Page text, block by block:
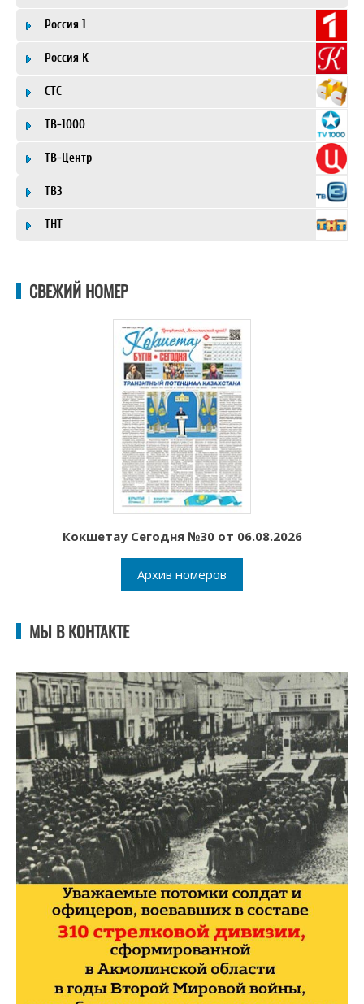
Россия 1
Россия К
СТС
ТВ-1000
ТВ-Центр
ТВ3
ТНТ
СВЕЖИЙ НОМЕР
Кокшетау Сегодня №30 от 06.08.2026
Архив номеров
МЫ В КОНТАКТЕ